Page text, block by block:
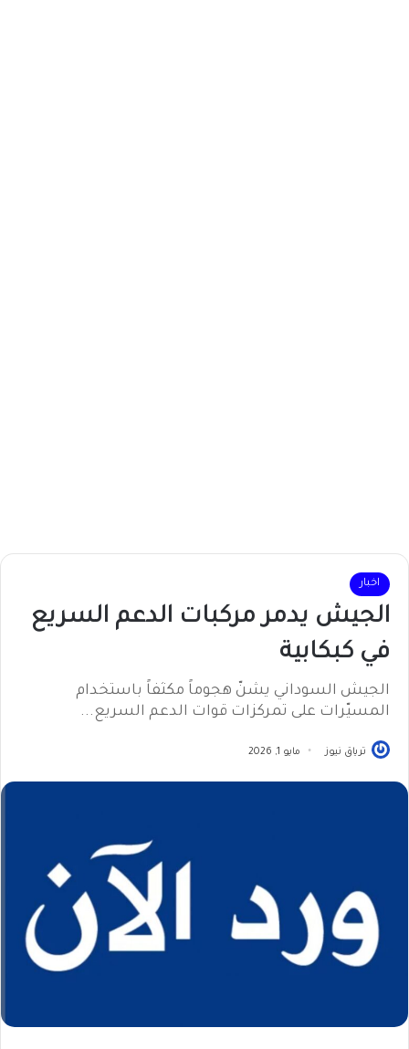
اخبار
الجيش يدمر مركبات الدعم السريع
في كبكابية
الجيش السوداني يشنّ هجوماً مكثفاً باستخدام
المسيّرات على تمركزات قوات الدعم السريع...
ترياق نيوز مايو 1, 2026